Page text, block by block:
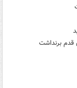
قدم برنداشت